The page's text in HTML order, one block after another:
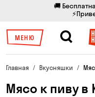
🚚
МЕНЮ
Главная Вкусняшки
Мясо к пиву в